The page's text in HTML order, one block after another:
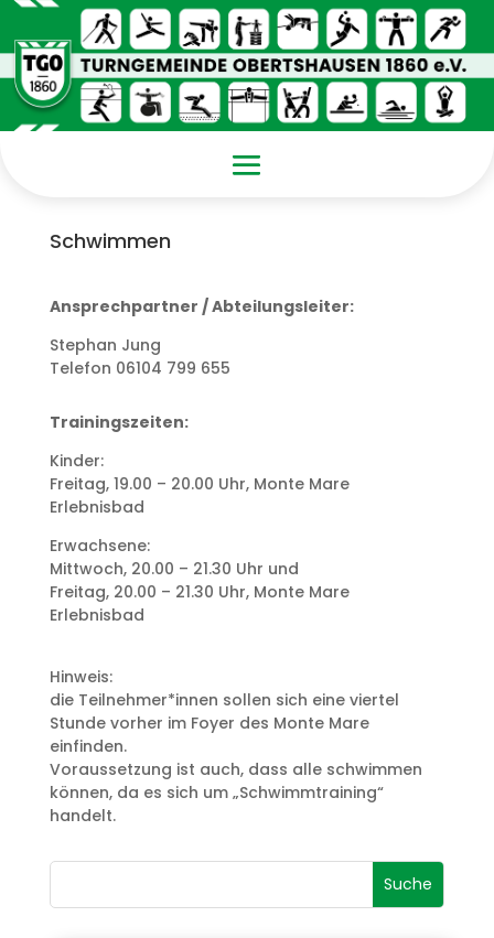
Schwimmen
Ansprechpartner / Abteilungsleiter:
Stephan Jung
Telefon 06104 799 655
Trainingszeiten:
Kinder:
Freitag, 19.00 – 20.00 Uhr, Monte Mare
Erlebnisbad
Erwachsene:
Mittwoch, 20.00 – 21.30 Uhr und
Freitag, 20.00 – 21.30 Uhr, Monte Mare
Erlebnisbad
Hinweis:
die Teilnehmer*innen sollen sich eine viertel
Stunde vorher im Foyer des Monte Mare
einfinden.
Voraussetzung ist auch, dass alle schwimmen
können, da es sich um „Schwimmtraining“
handelt.